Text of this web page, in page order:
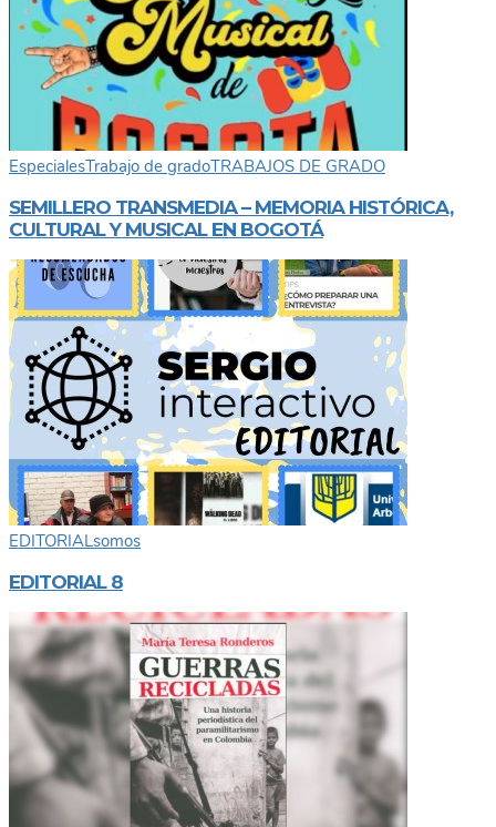
EspecialesTrabajo de gradoTRABAJOS DE GRADO
SEMILLERO TRANSMEDIA – MEMORIA HISTÓRICA,
CULTURAL Y MUSICAL EN BOGOTÁ
EDITORIALsomos
EDITORIAL 8